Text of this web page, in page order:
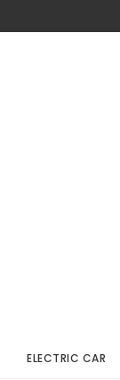
ELECTRIC CAR